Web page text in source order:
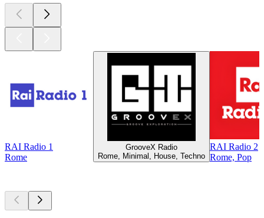
RAI Radio 1
Rome
GrooveX Radio
Rome, Minimal, House, Techno
RAI Radio 2
Rome, Pop